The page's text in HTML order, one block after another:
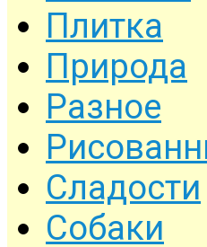
Плитка
Природа
Разное
Сладости
Собаки